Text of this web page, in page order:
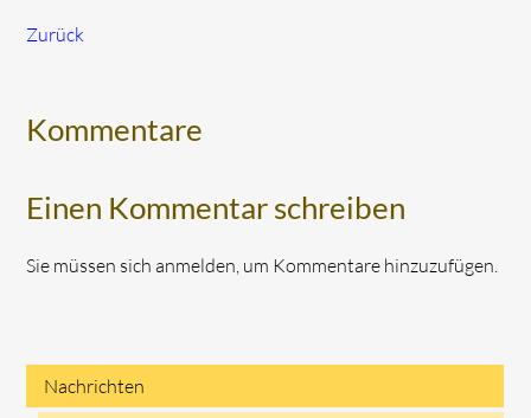
Zurück
Kommentare
Einen Kommentar schreiben
Sie müssen sich anmelden, um Kommentare hinzuzufügen.
Navigation
Nachrichten